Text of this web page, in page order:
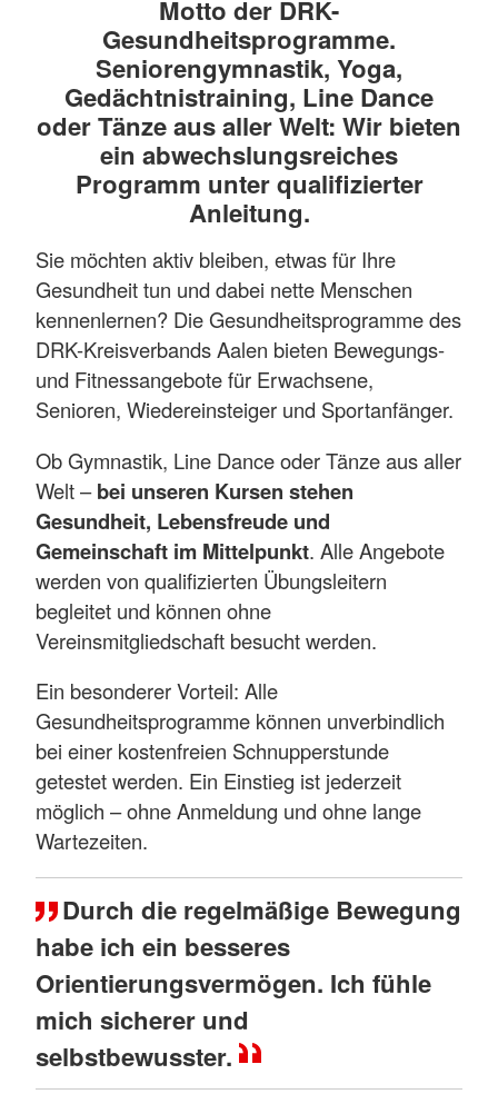
Motto der DRK-
Gesundheitsprogramme.
Seniorengymnastik, Yoga,
Gedächtnistraining, Line Dance
oder Tänze aus aller Welt: Wir bieten
ein abwechslungsreiches
Programm unter qualifizierter
Anleitung.
Sie möchten aktiv bleiben, etwas für Ihre
Gesundheit tun und dabei nette Menschen
kennenlernen? Die Gesundheitsprogramme des
DRK-Kreisverbands Aalen bieten Bewegungs-
und Fitnessangebote für Erwachsene,
Senioren, Wiedereinsteiger und Sportanfänger.
Ob Gymnastik, Line Dance oder Tänze aus aller
Welt –bei unseren Kursen stehen
Gesundheit, Lebensfreude und
Gemeinschaft im Mittelpunkt. Alle Angebote
werden von qualifizierten Übungsleitern
begleitet und können ohne
Vereinsmitgliedschaft besucht werden.
Ein besonderer Vorteil: Alle
Gesundheitsprogramme können unverbindlich
bei einer kostenfreien Schnupperstunde
getestet werden. Ein Einstieg ist jederzeit
möglich – ohne Anmeldung und ohne lange
Wartezeiten.
Durch die regelmäßige Bewegung
habe ich ein besseres
Orientierungsvermögen. Ich fühle
mich sicherer und
selbstbewusster.